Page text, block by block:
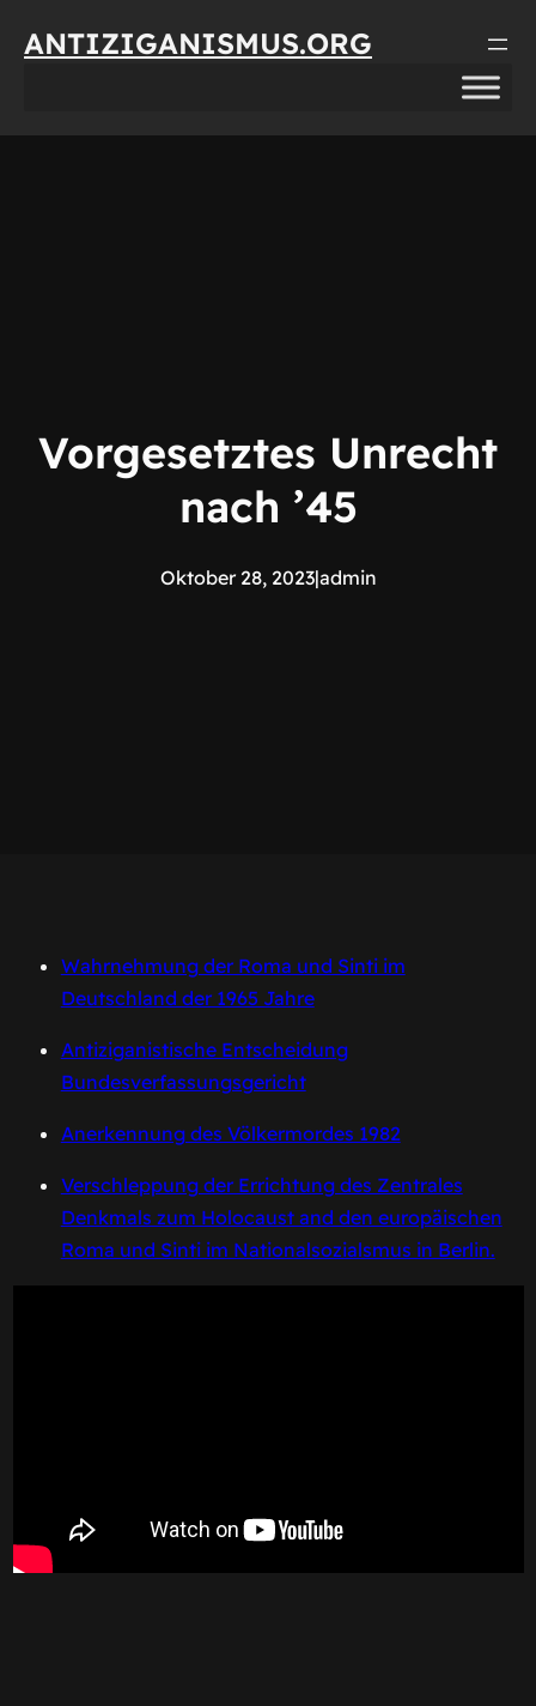
zumANTIZIGANISMUS.ORG
Vorgesetztes Unrecht
nach ’45
Oktober 28, 2023|admin
Wahrnehmung der Roma und Sinti im
Deutschland der 1965 Jahre
Antiziganistische Entscheidung
Bundesverfassungsgericht
Anerkennung des Völkermordes 1982
Verschleppung der Errichtung des Zentrales
Denkmals zum Holocaust and den europäischen
Roma und Sinti im Nationalsozialsmus in Berlin.